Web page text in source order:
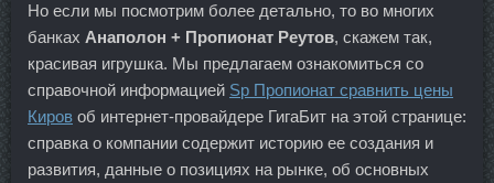
Но если мы посмотрим более детально, то во многих
банках Анаполон + Пропионат Реутов, скажем так,
красивая игрушка. Мы предлагаем ознакомиться со
справочной информацией Sp Пропионат сравнить цены
Киров об интернет-провайдере ГигаБит на этой странице:
справка о компании содержит историю ее создания и
развития, данные о позициях на рынке, об основных